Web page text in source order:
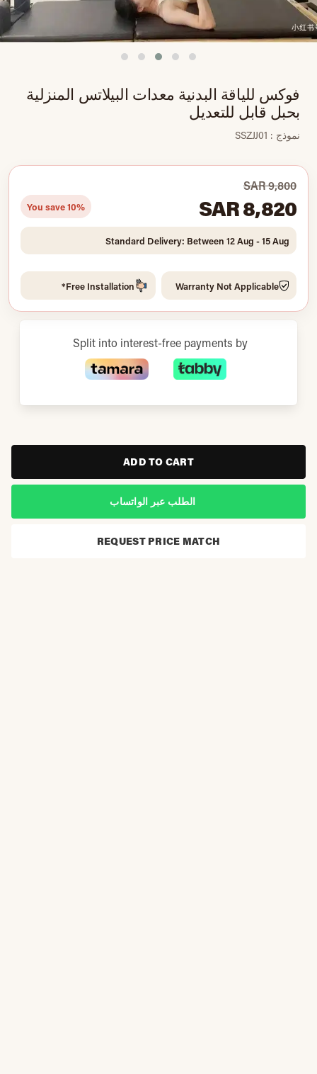
فوكس للياقة البدنية معدات البيلاتس المنزلية
بحبل قابل للتعديل
نموذج : SSZJJ01
SAR 9,800
SAR 8,820
You save 10%
Standard Delivery: Between 12 Aug - 15 Aug
Warranty Not Applicable
Free Installation*
Split into interest-free payments by
ADD TO CART
الطلب عبر الواتساب
REQUEST PRICE MATCH